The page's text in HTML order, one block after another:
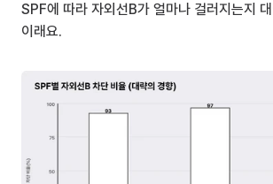
SPF에 따라 자외선B가 얼마나 걸러지는지
이래요.